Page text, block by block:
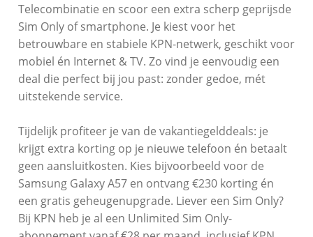
Telecombinatie en scoor een extra scherp geprijsde
Sim Only of smartphone. Je kiest voor het
betrouwbare en stabiele KPN-netwerk, geschikt voor
mobiel én Internet & TV. Zo vind je eenvoudig een
deal die perfect bij jou past: zonder gedoe, mét
uitstekende service.
Tijdelijk profiteer je van de vakantiegelddeals: je
krijgt extra korting op je nieuwe telefoon én betaalt
geen aansluitkosten. Kies bijvoorbeeld voor de
Samsung Galaxy A57 en ontvang €230 korting én
een gratis geheugenupgrade. Liever een Sim Only?
Bij KPN heb je al een Unlimited Sim Only-